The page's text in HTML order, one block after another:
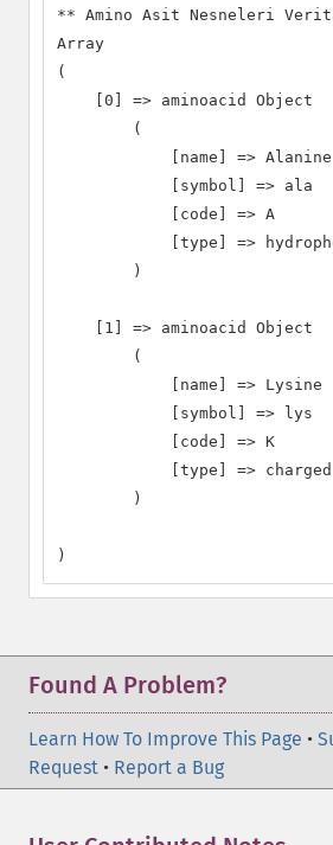
** Amino Asit Nesneleri
Array
(
    [0] => aminoacid Object
        (
            [name] => Alanine
            [symbol] => ala
            [code] => A
[type] =>
        )
    [1] => aminoacid Object
        (
            [name] => Lysine
            [symbol] => lys
            [code] => K
            [type] => charged
        )
)
Found A Problem?
Learn How To Improve This Page •
Request • Report a Bug